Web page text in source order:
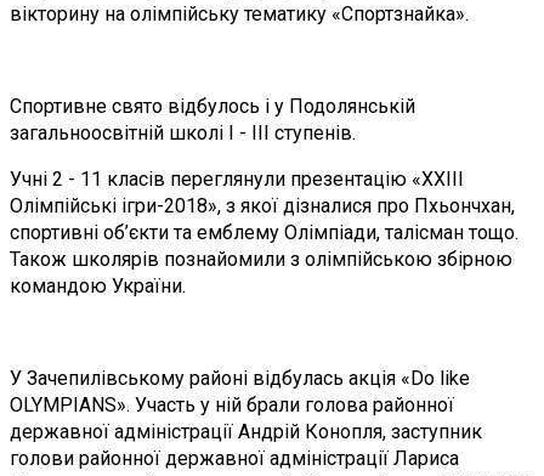
вікторину на олімпійську тематику «Спортзнайка».
Спортивне свято відбулось і у Подолянській
загальноосвітній школі І - ІІІ ступенів.
Учні 2 - 11 класів переглянули презентацію «ХХІІІ
Олімпійські ігри-2018», з якої дізналися про Пхьончхан,
спортивні об’єкти та емблему Олімпіади, талісман тощо.
Також школярів познайомили з олімпійською збірною
командою України.
У Зачепилівському районі відбулась акція «Do like
OLYMPIANS». Участь у ній брали голова районної
державної адміністрації Андрій Конопля, заступник
голови районної державної адміністрації Лариса